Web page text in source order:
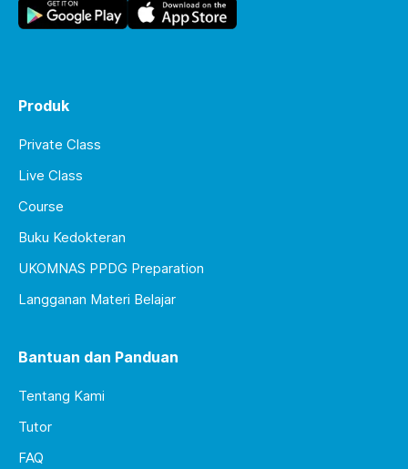
Produk
Private Class
Live Class
Course
Buku Kedokteran
UKOMNAS PPDG Preparation
Langganan Materi Belajar
Bantuan dan Panduan
Tentang Kami
Tutor
FAQ